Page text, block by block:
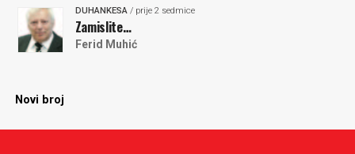
DUHANKESA/ prije 2 sedmice
Zamislite…
Ferid Muhić
Novi broj